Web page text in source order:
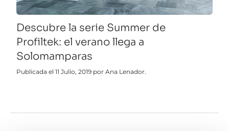
Descubre la serie Summer de
Profiltek: el verano llega a
Solomamparas
Publicada el 11 Julio, 2019 por Ana Lenador.